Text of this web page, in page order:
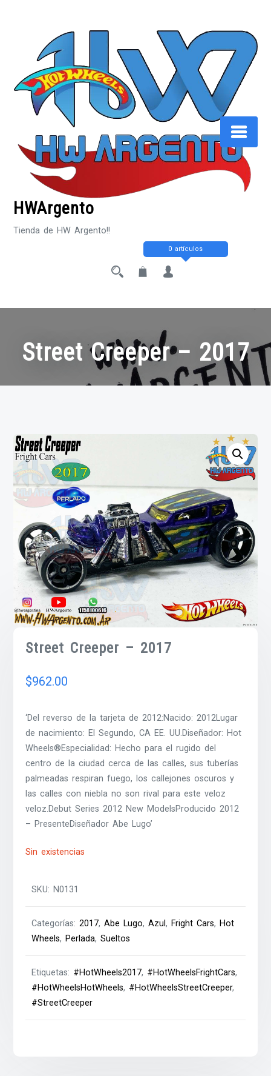
HWArgento
Tienda de HW Argento!!
0 artículos
Street Creeper – 2017
Street Creeper – 2017
$962.00
‘Del reverso de la tarjeta de 2012:Nacido: 2012Lugar
de nacimiento: El Segundo, CA EE. UU.Diseñador: Hot
Wheels®Especialidad: Hecho para el rugido del
centro de la ciudad cerca de las calles, sus tuberías
palmeadas respiran fuego, los callejones oscuros y
las calles con niebla no son rival para este veloz
veloz.Debut Series 2012 New ModelsProducido 2012
– PresenteDiseñador Abe Lugo’
Sin existencias
SKU: N0131
Categorías:2017,Abe Lugo,Azul, Fright Cars, Hot
Wheels, Perlada,Sueltos
Etiquetas: #HotWheels2017, #HotWheelsFrightCars,
#HotWheelsHotWheels, #HotWheelsStreetCreeper,
#StreetCreeper